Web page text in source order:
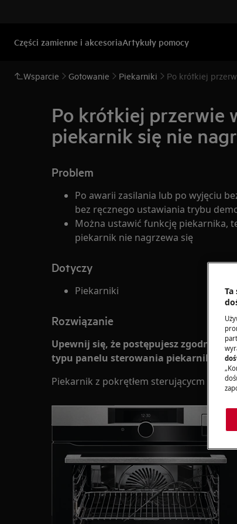
Części zamienne i akcesoriaArtykuły pomocy
Wsparcie Gotowanie Piekarniki Po krótkiej
Po krótkiej przerwie
piekarnik się nie
Problem
Po awarii zasilania lub po wyjęciu
bez ręcznego ustawiania trybu
Można ustawić funkcję piekarnika,
piekarnik nie nagrzewa się
Dotyczy
Piekarniki
Rozwiązanie
Upewnij się, że postępujesz zgodnie z
typu panelu sterowania piekarnika
Piekarnik z pokrętłem sterującycm